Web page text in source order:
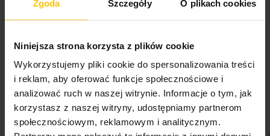
Zgoda Szczegóły O plikach cookies
Niniejsza strona korzysta z plików cookie
Wykorzystujemy pliki cookie do spersonalizowania treści
i reklam, aby oferować funkcje społecznościowe i
analizować ruch w naszej witrynie. Informacje o tym, jak
korzystasz z naszej witryny, udostępniamy partnerom
społecznościowym, reklamowym i analitycznym.
5%
Na podstawie 28319 opinii. Zobacz niektóre opinie
tutaj.